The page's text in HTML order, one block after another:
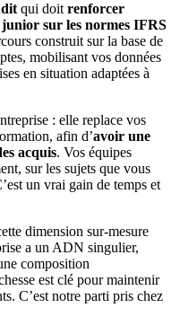
qui doitrenforcer
sur les normes IFRS
construit sur la base de
mobilisant vos données
en situation adaptées à
: elle replace vos
afin d’avoir une
acquis. Vos équipes
sur les sujets que vous
un vrai gain de temps et
dimension sur-mesure
a un ADN singulier,
composition
est clé pour maintenir
C’est notre parti pris chez